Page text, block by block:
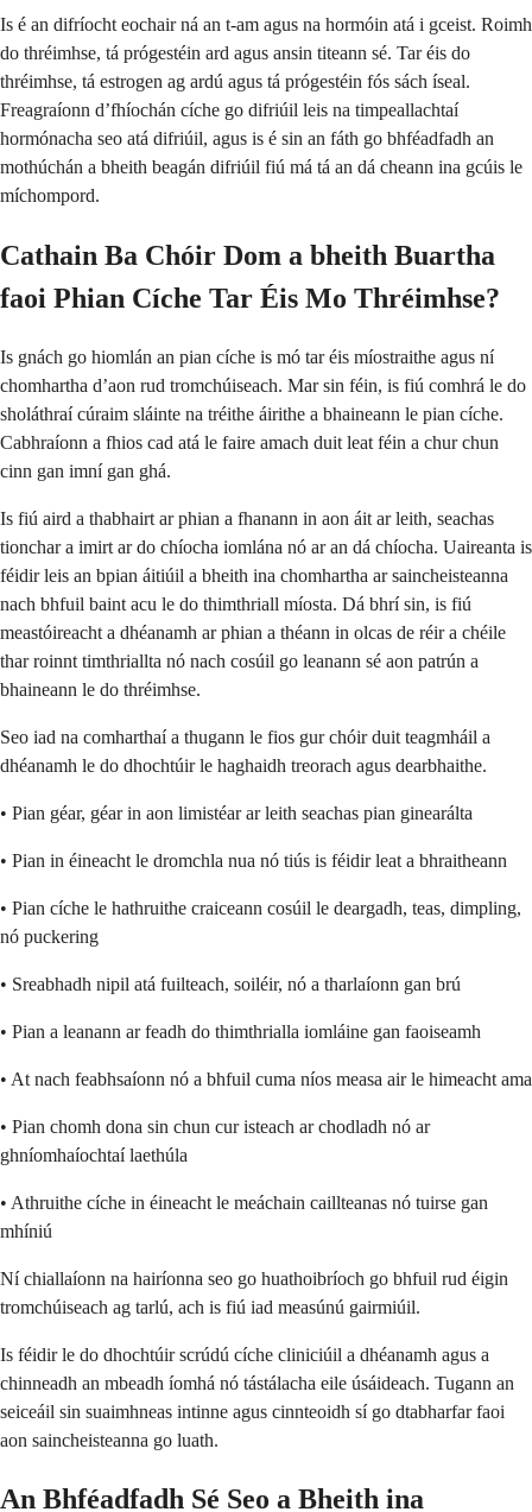
Is é an difríocht eochair ná an t-am agus na hormóin atá i gceist. Roimh
do thréimhse, tá prógestéin ard agus ansin titeann sé. Tar éis do
thréimhse, tá estrogen ag ardú agus tá prógestéin fós sách íseal.
Freagraíonn d’fhíochán cíche go difriúil leis na timpeallachtaí
hormónacha seo atá difriúil, agus is é sin an fáth go bhféadfadh an
mothúchán a bheith beagán difriúil fiú má tá an dá cheann ina gcúis le
míchompord.
Cathain Ba Chóir Dom a bheith Buartha
faoi Phian Cíche Tar Éis Mo Thréimhse?
Is gnách go hiomlán an pian cíche is mó tar éis míostraithe agus ní
chomhartha d’aon rud tromchúiseach. Mar sin féin, is fiú comhrá le do
sholáthraí cúraim sláinte na tréithe áirithe a bhaineann le pian cíche.
Cabhraíonn a fhios cad atá le faire amach duit leat féin a chur chun
cinn gan imní gan ghá.
Is fiú aird a thabhairt ar phian a fhanann in aon áit ar leith, seachas
tionchar a imirt ar do chíocha iomlána nó ar an dá chíocha. Uaireanta is
féidir leis an bpian áitiúil a bheith ina chomhartha ar saincheisteanna
nach bhfuil baint acu le do thimthriall míosta. Dá bhrí sin, is fiú
meastóireacht a dhéanamh ar phian a théann in olcas de réir a chéile
thar roinnt timthriallta nó nach cosúil go leanann sé aon patrún a
bhaineann le do thréimhse.
Seo iad na comharthaí a thugann le fios gur chóir duit teagmháil a
dhéanamh le do dhochtúir le haghaidh treorach agus dearbhaithe.
• Pian géar, géar in aon limistéar ar leith seachas pian ginearálta
• Pian in éineacht le dromchla nua nó tiús is féidir leat a bhraitheann
• Pian cíche le hathruithe craiceann cosúil le deargadh, teas, dimpling,
nó puckering
• Sreabhadh nipil atá fuilteach, soiléir, nó a tharlaíonn gan brú
• Pian a leanann ar feadh do thimthrialla iomláine gan faoiseamh
• At nach feabhsaíonn nó a bhfuil cuma níos measa air le himeacht ama
• Pian chomh dona sin chun cur isteach ar chodladh nó ar
ghníomhaíochtaí laethúla
• Athruithe cíche in éineacht le meáchain caillteanas nó tuirse gan
mhíniú
Ní chiallaíonn na hairíonna seo go huathoibríoch go bhfuil rud éigin
tromchúiseach ag tarlú, ach is fiú iad measúnú gairmiúil.
Is féidir le do dhochtúir scrúdú cíche cliniciúil a dhéanamh agus a
chinneadh an mbeadh íomhá nó tástálacha eile úsáideach. Tugann an
seiceáil sin suaimhneas intinne agus cinnteoidh sí go dtabharfar faoi
aon saincheisteanna go luath.
An Bhféadfadh Sé Seo a Bheith ina